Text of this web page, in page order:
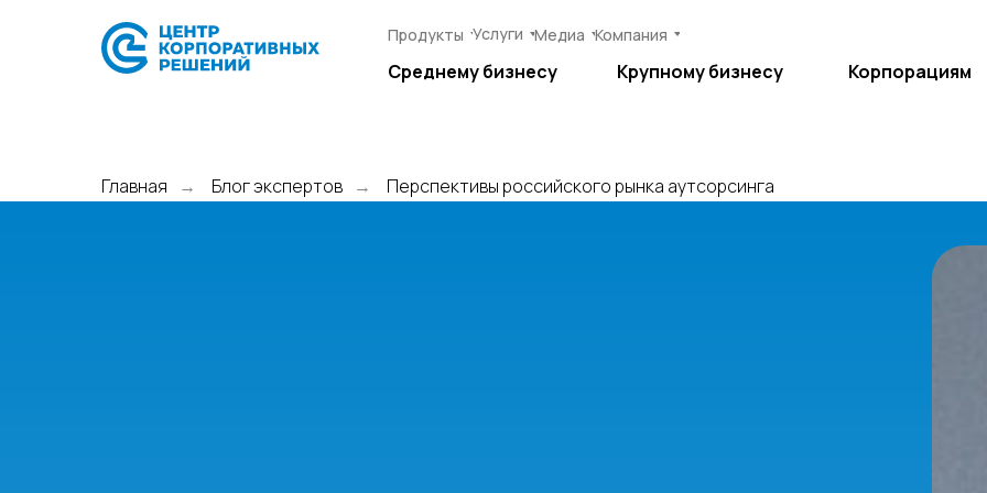
Продукты Услуги Медиа Компания
Корпорациям
Крупному бизнесу
Среднему бизнесу
Продукты Услуги Медиа Компания
Среднему бизнесу Крупному бизнесу Корпорациям
Главная → Блог экспертов → Перспективы российского рынка аутсорсинга